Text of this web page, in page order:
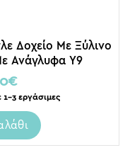
Δοχείο Με Ξύλινο
Ανάγλυφα Υ9
€
1-3 εργάσιμες